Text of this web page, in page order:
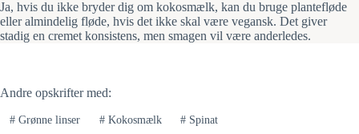
Ja, hvis du ikke bryder dig om kokosmælk, kan du bruge plantefløde
eller almindelig fløde, hvis det ikke skal være vegansk. Det giver
stadig en cremet konsistens, men smagen vil være anderledes.
Andre opskrifter med:
#Grønne linser #Kokosmælk # Spinat